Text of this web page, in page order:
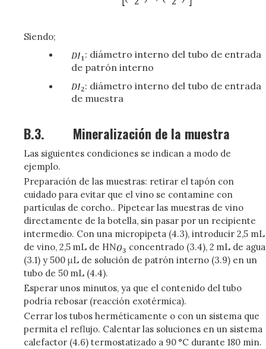
Siendo;
: diámetro interno del tubo de entrada
de patrón interno
: diámetro interno del tubo de entrada
de muestra
B.3. Mineralización de la muestra
Las siguientes condiciones se indican a modo de
ejemplo.
Preparación de las muestras: retirar el tapón con
cuidado para evitar que el vino se contamine con
partículas de corcho.. Pipetear las muestras de vino
directamente de la botella, sin pasar por un recipiente
intermedio. Con una micropipeta (4.3), introducir 2,5 mL
de vino, 2,5 mL de HN
concentrado (3.4), 2 mL de agua
(3.1) y 500 μL de solución de patrón interno (3.9) en un
tubo de 50 mL (4.4).
Esperar unos minutos, ya que el contenido del tubo
podría rebosar (reacción exotérmica).
Cerrar los tubos herméticamente o con un sistema que
permita el reflujo. Calentar las soluciones en un sistema
calefactor (4.6) termostatizado a 90 °C durante 180 min.